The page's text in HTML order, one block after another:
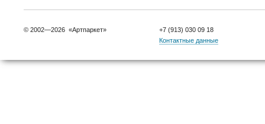
© 2002—2026 «Артпаркет»
+7 (913) 030 09 18
Контактные данные